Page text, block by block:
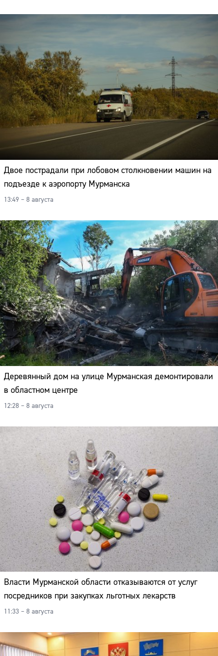
Двое пострадали при лобовом столкновении машин на
подъезде к аэропорту Мурманска
13:49 – 8 августа
Деревянный дом на улице Мурманская демонтировали
в областном центре
12:28 – 8 августа
Власти Мурманской области отказываются от услуг
посредников при закупках льготных лекарств
11:33 – 8 августа